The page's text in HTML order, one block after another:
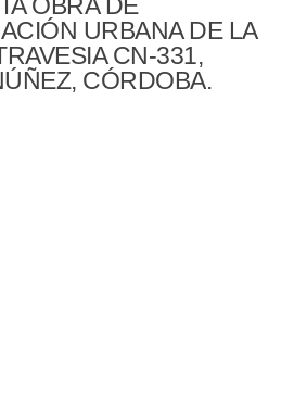
URBANA DE LA
CN-331,
CÓRDOBA.